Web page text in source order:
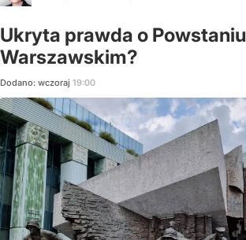
Ukryta prawda o Powstaniu
Warszawskim?
Dodano: wczoraj 19:00